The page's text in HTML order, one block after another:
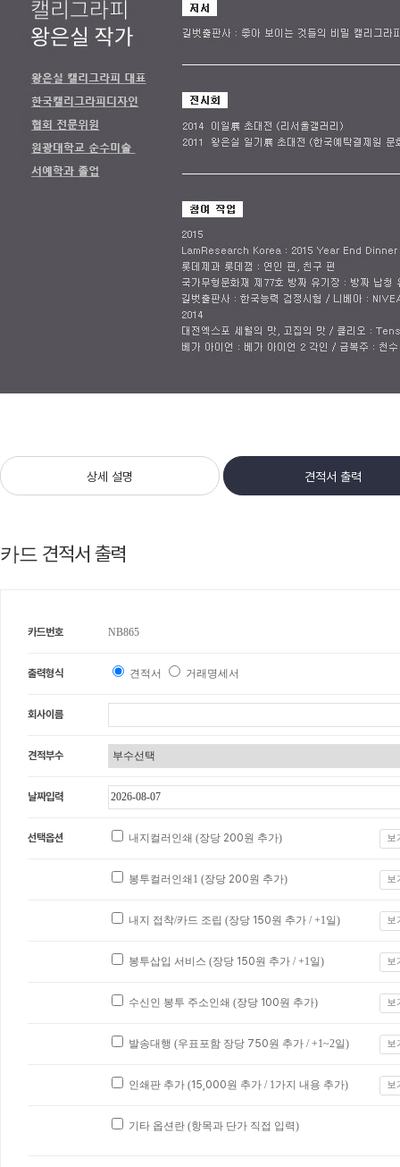
상세 설명 견적서 출력
카드 견적서 출력
카드번호 NB865
출력형식 견적서 거래명세서
회사이름
견적부수
날짜입력
선택옵션 내지컬러인쇄 (장당 200원 추가) 보
봉투컬러인쇄1 (장당 200원 추가) 보
내지 접착/카드 조립 (장당 150원 추가 / +1일) 보
봉투삽입 서비스 (장당 150원 추가 / +1일) 보
수신인 봉투 주소인쇄 (장당 100원 추가) 보
발송대행 (우표포함 장당 750원 추가 / +1~2일) 보
인쇄판 추가 (15,000원 추가 / 1가지 내용 추가) 보
기타 옵션란 (항목과 단가 직접 입력)